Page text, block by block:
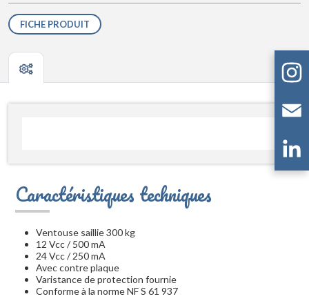
FICHE PRODUIT
Caractéristiques techniques
Ventouse saillie 300 kg
12 Vcc / 500 mA
24 Vcc / 250 mA
Avec contre plaque
Varistance de protection fournie
Conforme à la norme NF S 61 937